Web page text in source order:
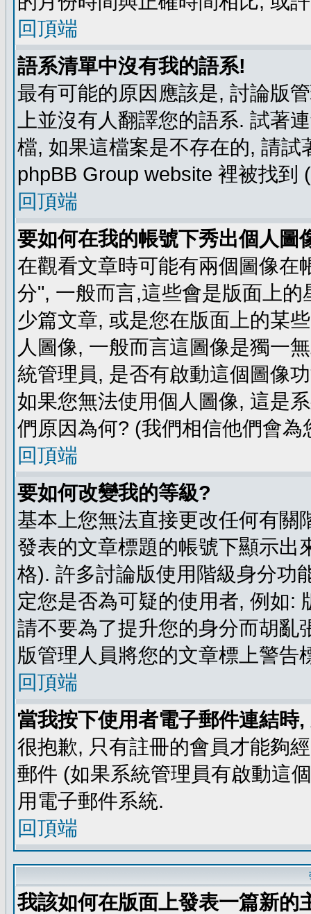
回頂端
語系清單中沒有我的語系!
最有可能的原因應該是, 討論版
上並沒有人翻譯您的語系. 試著
檔, 如果這檔案是不存在的, 請
phpBB Group website 裡被找到
回頂端
要如何在我的帳號下秀出個人圖
在觀看文章時可能有兩個圖像在
分", 一般而言,這些會是版面上
少篇文章, 或是您在版面上的某
人圖像, 一般而言這圖像是獨一
統管理員, 是否有啟動這個圖像
如果您無法使用個人圖像, 這是
們原因為何? (我們相信他們會為
回頂端
要如何改變我的等級?
基本上您無法直接更改任何有關
發表的文章標題的帳號下顯示出
格). 許多討論版使用階級身分功
定您是否為可疑的使用者, 例如:
請不要為了提升您的身分而胡亂
版管理人員將您的文章標上警告
回頂端
當我按下使用者電子郵件連結時
很抱歉, 只有註冊的會員才能夠
郵件 (如果系統管理員有啟動這
用電子郵件系統.
回頂端
我該如何在版面上發表一篇新的